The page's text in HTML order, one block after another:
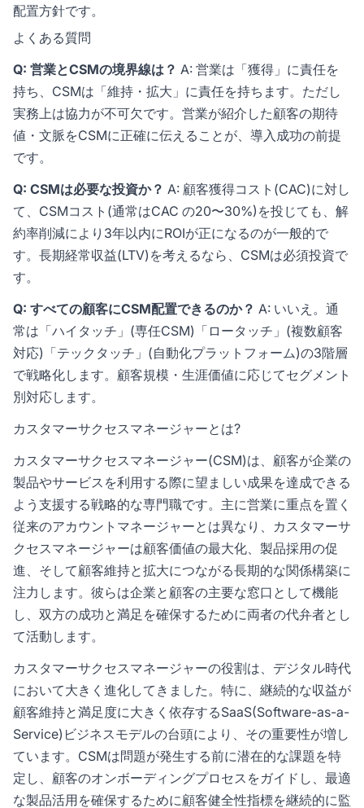
配置方針です。
よくある質問
Q: 営業とCSMの境界線は？ A: 営業は「獲得」に責任を
持ち、CSMは「維持・拡大」に責任を持ちます。ただし
実務上は協力が不可欠です。営業が紹介した顧客の期待
値・文脈をCSMに正確に伝えることが、導入成功の前提
です。
Q: CSMは必要な投資か？ A: 顧客獲得コスト(CAC)に対し
て、CSMコスト(通常はCAC の20〜30%)を投じても、解
約率削減により3年以内にROIが正になるのが一般的で
す。長期経常収益(LTV)を考えるなら、CSMは必須投資で
す。
Q: すべての顧客にCSM配置できるのか？ A: いいえ。通
常は「ハイタッチ」(専任CSM)「ロータッチ」(複数顧客
対応)「テックタッチ」(自動化プラットフォーム)の3階層
で戦略化します。顧客規模・生涯価値に応じてセグメント
別対応します。
カスタマーサクセスマネージャーとは?
カスタマーサクセスマネージャー(CSM)は、顧客が企業の
製品やサービスを利用する際に望ましい成果を達成できる
よう支援する戦略的な専門職です。主に営業に重点を置く
従来のアカウントマネージャーとは異なり、カスタマーサ
クセスマネージャーは顧客価値の最大化、製品採用の促
進、そして顧客維持と拡大につながる長期的な関係構築に
注力します。彼らは企業と顧客の主要な窓口として機能
し、双方の成功と満足を確保するために両者の代弁者とし
て活動します。
カスタマーサクセスマネージャーの役割は、デジタル時代
において大きく進化してきました。特に、継続的な収益が
顧客維持と満足度に大きく依存するSaaS(Software-as-a-
Service)ビジネスモデルの台頭により、その重要性が増し
ています。CSMは問題が発生する前に潜在的な課題を特
定し、顧客のオンボーディングプロセスをガイドし、最適
な製品活用を確保するために顧客健全性指標を継続的に監